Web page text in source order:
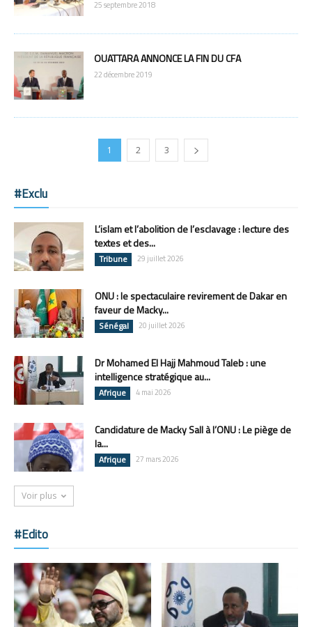
25 septembre 2018
OUATTARA ANNONCE LA FIN DU CFA
22 décembre 2019
1 2 3
#Exclu
L’islam et l’abolition de l’esclavage : lecture des
textes et des...
Tribune 29 juillet 2026
ONU : le spectaculaire revirement de Dakar en
faveur de Macky...
Sénégal 20 juillet 2026
Dr Mohamed El Hajj Mahmoud Taleb : une
intelligence stratégique au...
Afrique 4 mai 2026
Candidature de Macky Sall à l’ONU : Le piège de
la...
Afrique 27 mars 2026
Voir plus
#Edito